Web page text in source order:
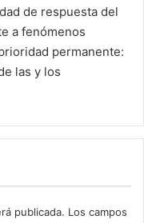
de respuesta del
a fenómenos
permanente:
las y los
publicada. Los campos